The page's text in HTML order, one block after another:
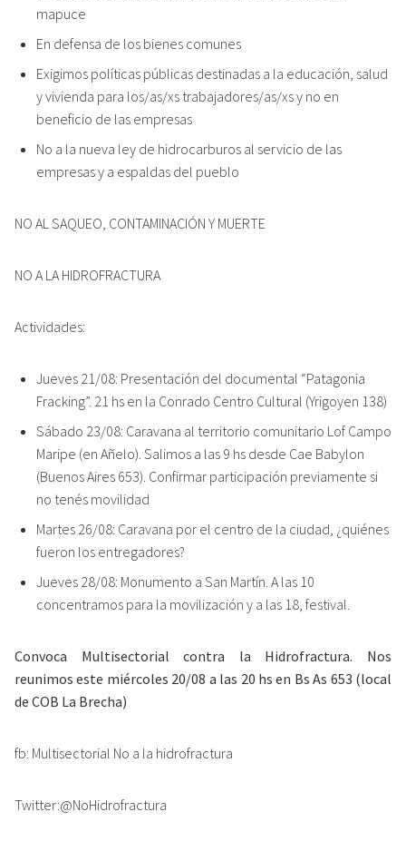
mapuce
En defensa de los bienes comunes
Exigimos políticas públicas destinadas a la educación, salud
y vivienda para los/as/xs trabajadores/as/xs y no en
beneficio de las empresas
No a la nueva ley de hidrocarburos al servicio de las
empresas y a espaldas del pueblo
NO AL SAQUEO, CONTAMINACIÓN Y MUERTE
NO A LA HIDROFRACTURA
Actividades:
Jueves 21/08: Presentación del documental “Patagonia
Fracking”. 21 hs en la Conrado Centro Cultural (Yrigoyen 138)
Sábado 23/08: Caravana al territorio comunitario Lof Campo
Maripe (en Añelo). Salimos a las 9 hs desde Cae Babylon
(Buenos Aires 653). Confirmar participación previamente si
no tenés movilidad
Martes 26/08: Caravana por el centro de la ciudad, ¿quiénes
fueron los entregadores?
Jueves 28/08: Monumento a San Martín. A las 10
concentramos para la movilización y a las 18, festival.
Convoca Multisectorial contra la Hidrofractura. Nos
reunimos este miércoles 20/08 a las 20 hs en Bs As 653 (local
de COB La Brecha)
fb: Multisectorial No a la hidrofractura
Twitter:@NoHidrofractura